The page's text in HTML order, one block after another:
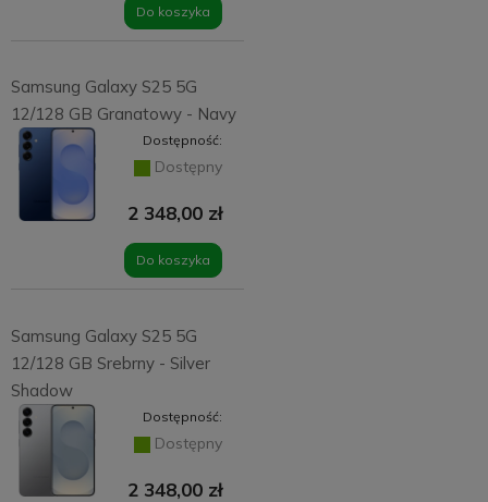
Do koszyka
Samsung Galaxy S25 5G
12/128 GB Granatowy - Navy
Dostępność:
Dostępny
2 348,00 zł
Do koszyka
Samsung Galaxy S25 5G
12/128 GB Srebrny - Silver
Shadow
Dostępność:
Dostępny
2 348,00 zł